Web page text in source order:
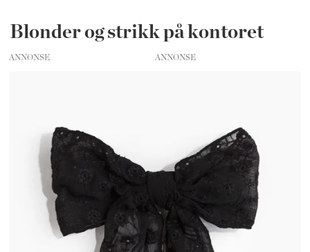
Blonder og strikk på kontoret
ANNONSE